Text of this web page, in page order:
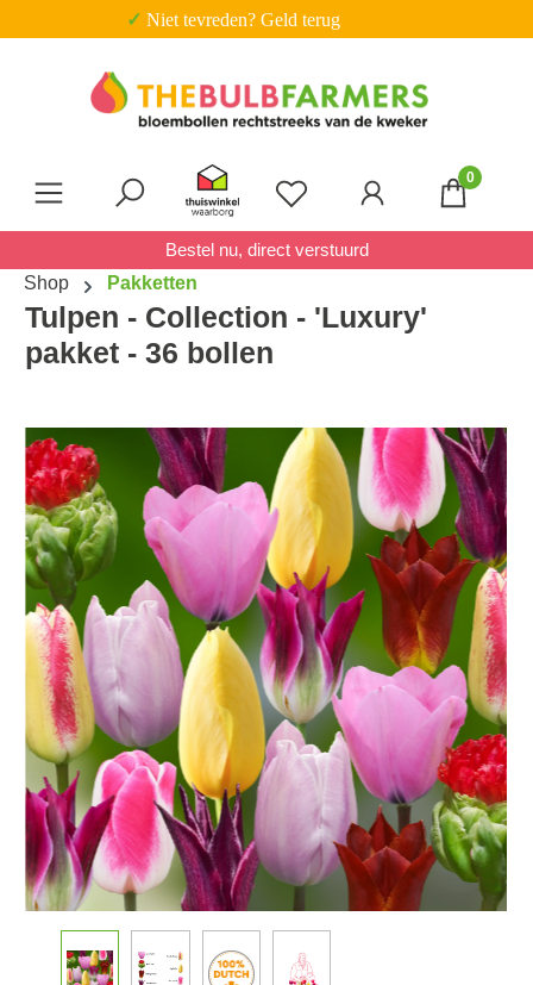
Ga naar de hoofdinhoud✓ Niet tevreden? Geld terug
Je hebt 0 items op je
0
Bestel nu, direct verstuurd
Shop
Pakketten
Tulpen - Collection - 'Luxury'
pakket - 36 bollen